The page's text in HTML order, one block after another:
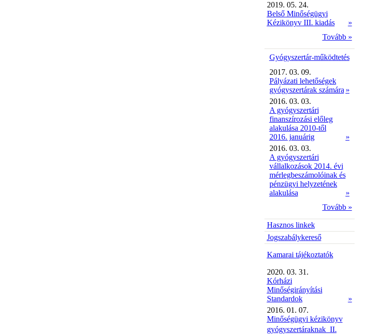
2019. 05. 24.
Belső Minőségügyi
Kézikönyv III. kiadás
»
Tovább »
Gyógyszertár-működtetés
2017. 03. 09.
Pályázati lehetőségek
gyógyszertárak számára »
2016. 03. 03.
A gyógyszertári
finanszírozási előleg
alakulása 2010-től
2016. januárig
»
2016. 03. 03.
A gyógyszertári
vállalkozások 2014. évi
mérlegbeszámolóinak és
pénzügyi helyzetének
alakulása
»
Tovább »
Hasznos linkek
Jogszabálykereső
Kamarai tájékoztatók
2020. 03. 31.
Kórházi
Minőségirányítási
Standardok
»
2016. 01. 07.
Minőségügyi kézikönyv
gyógyszertáraknak  II.